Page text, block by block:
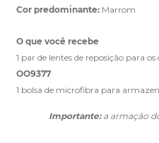
Cor predominante: Marrom
O que você recebe
1 par de lentes de reposição para os
OO9377
1 bolsa de microfibra para
Importante:a armação